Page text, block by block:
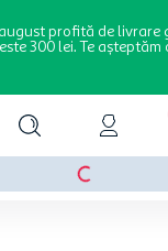
august profită de livrare
300 lei. Te așteptăm